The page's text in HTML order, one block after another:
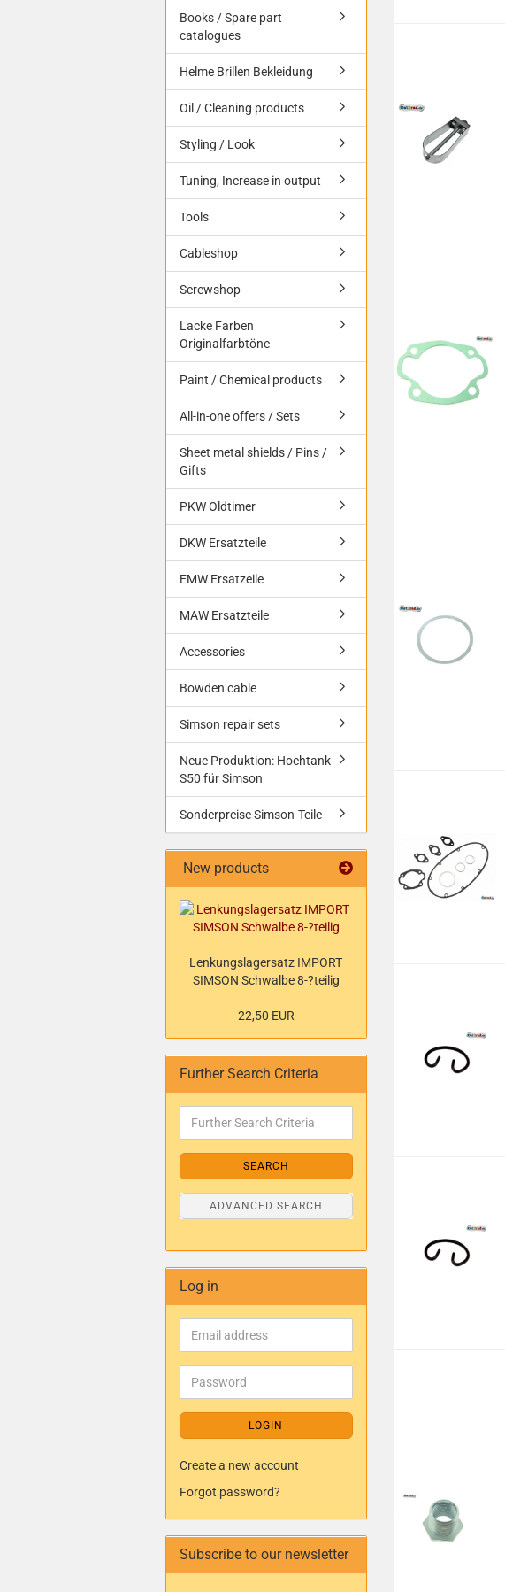
Books / Spare part
catalogues
Helme Brillen Bekleidung
Oil / Cleaning products
Styling / Look
Tuning, Increase in output
Tools
Cableshop
Screwshop
Lacke Farben
Originalfarbtöne
Paint / Chemical products
All-in-one offers / Sets
Sheet metal shields / Pins /
Gifts
PKW Oldtimer
DKW Ersatzteile
EMW Ersatzeile
MAW Ersatzteile
Accessories
Bowden cable
Simson repair sets
Neue Produktion: Hochtank
S50 für Simson
Sonderpreise Simson-Teile
New products
Lenkungslagersatz IMPORT
SIMSON Schwalbe 8-?teilig
22,50 EUR
Further Search Criteria
SEARCH
ADVANCED SEARCH
Log in
LOGIN
Create a new account
Forgot password?
Subscribe to our newsletter